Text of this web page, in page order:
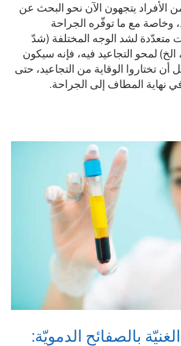
الأفراد يتجهون الآن نحو البحث عن
وخاصة مع ما توفّره الجراحة
متعدّدة لشد الوجه المختلفة (شدّ
الخ) لمحو التجاعيد فيه، فإنه سيكون
أن تختاروا الوقاية من التجاعيد، حتى
نهاية المطاف إلى الجراحة.
بالصفائح الدمويّة: